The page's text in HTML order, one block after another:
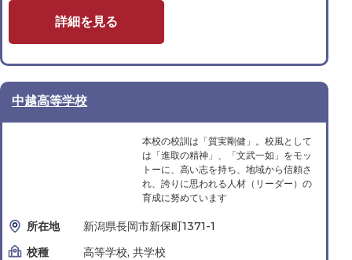
詳細を見る
中越高等学校
本校の校訓は「質実剛健」。校風として
は「進取の精神」、「文武一如」をモッ
トーに、高い志を持ち、地域から信頼さ
れ、誇りに思われる人材（リーダー）の
育成に努めています
所在地
新潟県長岡市新保町1371-1
校種
高等学校, 共学校